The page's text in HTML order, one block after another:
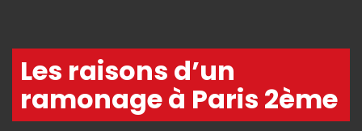
Les raisons d’un
ramonage à Paris 2ème